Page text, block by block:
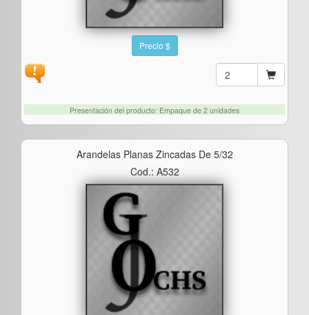
Precio $
Presentación del producto: Empaque de 2 unidades
Arandelas Planas Zincadas De 5/32
Cod.: A532